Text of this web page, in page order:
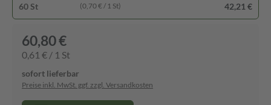
60 St (0,70 € / 1 St) 42,21 €
60,80 €
0,61 € / 1 St
sofort lieferbar
Preise inkl. MwSt. ggf. zzgl. Versandkosten